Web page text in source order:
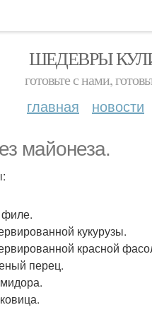
ШЕДЕВРЫ
готовьте с нами,
главная новости
майонеза.
кукурузы.
красной
перец.